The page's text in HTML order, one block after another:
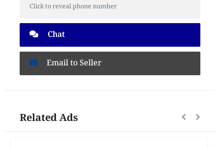
Click to reveal phone number
Chat
Email to Seller
Related Ads